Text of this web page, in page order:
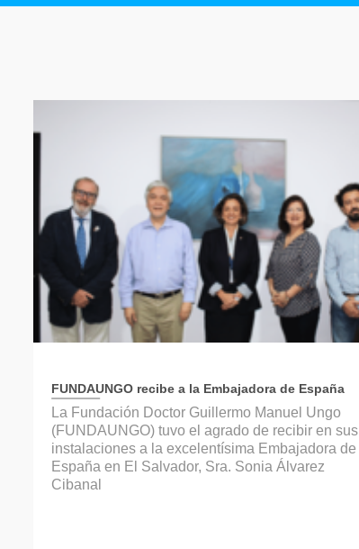
FUNDAUNGO recibe a la Embajadora de España
La Fundación Doctor Guillermo Manuel Ungo
(FUNDAUNGO) tuvo el agrado de recibir en sus
instalaciones a la excelentísima Embajadora de
España en El Salvador, Sra. Sonia Álvarez
Cibanal